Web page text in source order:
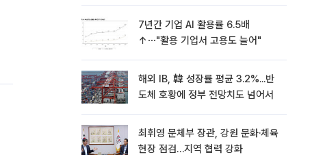
7년간 기업 AI 활용률 6.5배
↑⋯"활용 기업서 고용도 늘어"
해외 IB, 韓 성장률 평균 3.2%...반
도체 호황에 정부 전망치도 넘어서
최휘영 문체부 장관, 강원 문화·체육
현장 점검…지역 협력 강화